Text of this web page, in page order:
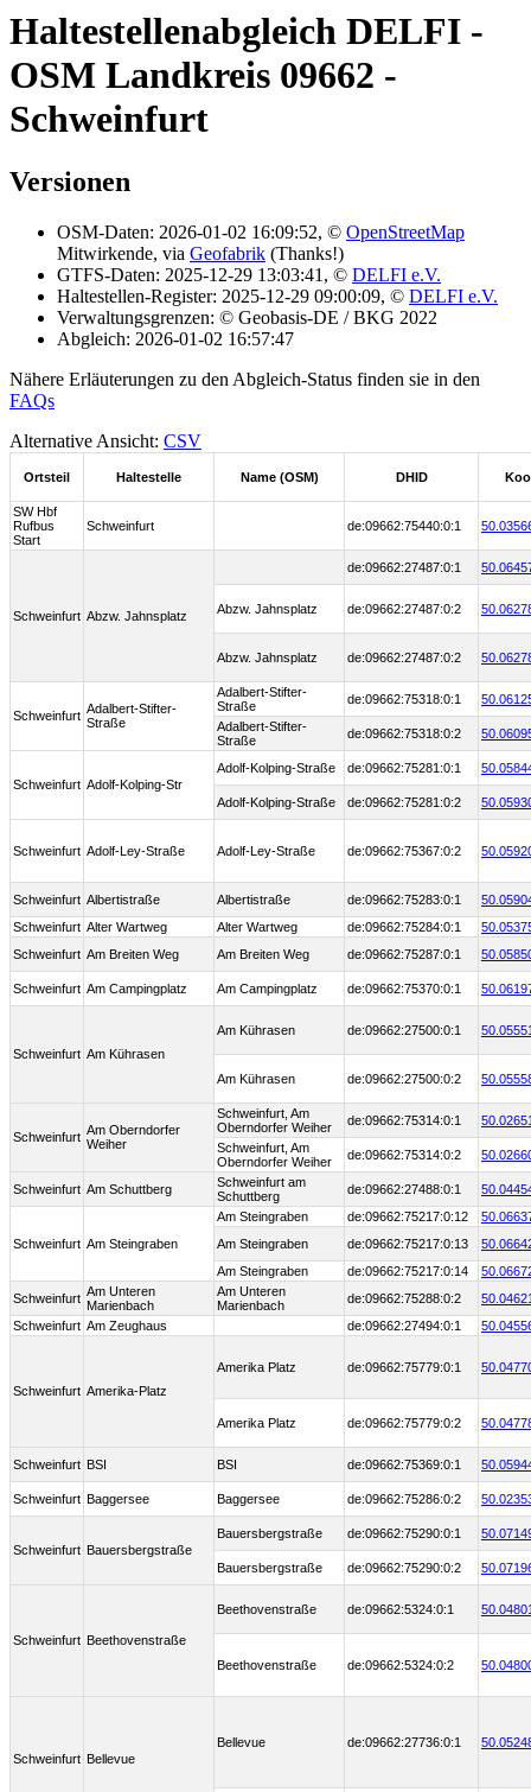
Haltestellenabgleich DELFI -
OSM Landkreis 09662 -
Schweinfurt
Versionen
OSM-Daten: 2026-01-02 16:09:52, © OpenStreetMap
Mitwirkende, via Geofabrik (Thanks!)
GTFS-Daten: 2025-12-29 13:03:41, © DELFI e.V.
Haltestellen-Register: 2025-12-29 09:00:09, © DELFI e.V.
Verwaltungsgrenzen: © Geobasis-DE / BKG 2022
Abgleich: 2026-01-02 16:57:47
Nähere Erläuterungen zu den Abgleich-Status finden sie in den
FAQs
Alternative Ansicht: CSV
Ortsteil Haltestelle Name (OSM) DHID
SW Hbf
Rufbus
Start
Schweinfurt de:09662:75440:0:1
Schweinfurt Abzw. Jahnsplatz
de:09662:27487:0:1
Abzw. Jahnsplatz de:09662:27487:0:2
Abzw. Jahnsplatz de:09662:27487:0:2
Schweinfurt Adalbert-Stifter-
Straße
Adalbert-Stifter-
Straße
de:09662:75318:0:1
Adalbert-Stifter-
Straße
de:09662:75318:0:2
Schweinfurt Adolf-Kolping-Str
Adolf-Kolping-Straße de:09662:75281:0:1
Adolf-Kolping-Straße de:09662:75281:0:2
Schweinfurt Adolf-Ley-Straße Adolf-Ley-Straße de:09662:75367:0:2
Schweinfurt Albertistraße Albertistraße de:09662:75283:0:1
Schweinfurt Alter Wartweg Alter Wartweg de:09662:75284:0:1
Schweinfurt Am Breiten Weg Am Breiten Weg de:09662:75287:0:1
Schweinfurt Am Campingplatz Am Campingplatz de:09662:75370:0:1
Schweinfurt Am Kührasen
Am Kührasen de:09662:27500:0:1
Am Kührasen de:09662:27500:0:2
Schweinfurt Am Oberndorfer
Weiher
Schweinfurt, Am
Oberndorfer Weiher
de:09662:75314:0:1
Schweinfurt, Am
Oberndorfer Weiher
de:09662:75314:0:2
Schweinfurt Am Schuttberg
Schweinfurt am
Schuttberg
de:09662:27488:0:1
Schweinfurt Am Steingraben
Am Steingraben de:09662:75217:0:12
Am Steingraben
de:09662:75217:0:13
Am Steingraben
de:09662:75217:0:14
Schweinfurt Am Unteren
Marienbach
Am Unteren
Marienbach
de:09662:75288:0:2
Schweinfurt Am Zeughaus de:09662:27494:0:1
Schweinfurt Amerika-Platz
Amerika Platz de:09662:75779:0:1
Amerika Platz de:09662:75779:0:2
Schweinfurt BSI BSI de:09662:75369:0:1
Schweinfurt Baggersee Baggersee de:09662:75286:0:2
Schweinfurt Bauersbergstraße
Bauersbergstraße de:09662:75290:0:1
Bauersbergstraße de:09662:75290:0:2
Schweinfurt Beethovenstraße
Beethovenstraße de:09662:5324:0:1
Beethovenstraße de:09662:5324:0:2
Schweinfurt Bellevue
Bellevue de:09662:27736:0:1